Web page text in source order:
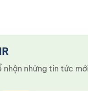
nhận những tin tức